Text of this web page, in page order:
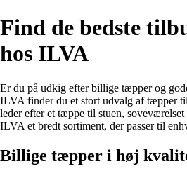
Find de bedste
hos ILVA
Er du på udkig efter billige tæpper og
ILVA finder du et stort udvalg af tæpper
leder efter et tæppe til stuen, soveværelset
ILVA et bredt sortiment, der passer til
Billige tæpper i høj